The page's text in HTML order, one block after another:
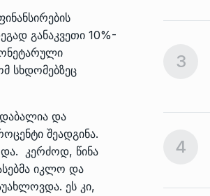
განაკვეთი 10%-
სხდომებზეც
და
შეადგინა.
კერძოდ, წინა
იკლო და
ეს კი,
დღეისათვის გვაქვს
მეტი, თუმცა…
მინისტრი ირაკლი
ოზურგეთის
სტარტაპერებს…
15/05/2022
3
4